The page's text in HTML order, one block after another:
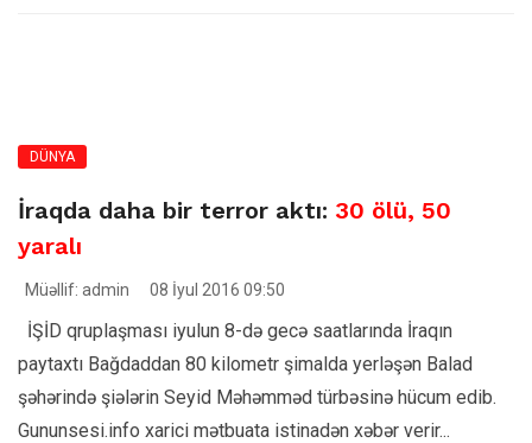
DÜNYA
İraqda daha bir terror aktı: 30 ölü, 50
yaralı
Müəllif: admin 08 İyul 2016 09:50
İŞİD qruplaşması iyulun 8-də gecə saatlarında İraqın
paytaxtı Bağdaddan 80 kilometr şimalda yerləşən Balad
şəhərində şiələrin Seyid Məhəmməd türbəsinə hücum edib.
Gununsesi.info xarici mətbuata istinadən xəbər verir...